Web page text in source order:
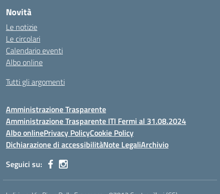
Novità
Le notizie
Le circolari
Calendario eventi
Albo online
Tutti gli argomenti
Amministrazione Trasparente
Amministrazione Trasparente ITI Fermi al 31.08.2024
Albo onlinePrivacy PolicyCookie Policy
Dichiarazione di accessibilitàNote LegaliArchivio
Seguici su: